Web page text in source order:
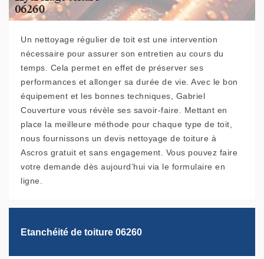
Un nettoyage régulier de toit est une intervention
nécessaire pour assurer son entretien au cours du
temps. Cela permet en effet de préserver ses
performances et allonger sa durée de vie. Avec le bon
équipement et les bonnes techniques, Gabriel
Couverture vous révèle ses savoir-faire. Mettant en
place la meilleure méthode pour chaque type de toit,
nous fournissons un devis nettoyage de toiture à
Ascros gratuit et sans engagement. Vous pouvez faire
votre demande dès aujourd’hui via le formulaire en
ligne.
Etanchéité de toiture 06260